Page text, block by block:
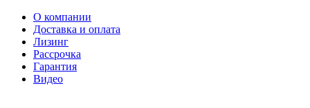
О компании
Доставка и оплата
Лизинг
Рассрочка
Гарантия
Видео